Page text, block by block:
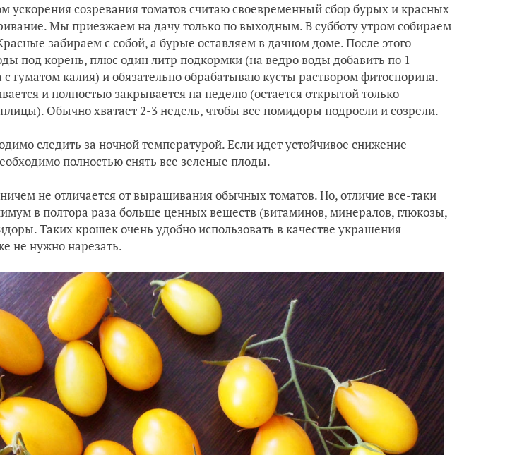
созревания томатов считаю своевременный сбор бурых и красных
Мы приезжаем на дачу только по выходным. В субботу утром собираем
забираем с собой, а бурые оставляем в дачном доме. После этого
под корень, плюс один литр подкормки (на ведро воды добавить по 1
гуматом калия) и обязательно обрабатываю кусты раствором фитоспорина.
и полностью закрывается на неделю (остается открытой только
Обычно хватает 2-3 недель, чтобы все помидоры подросли и созрели.
следить за ночной температурой. Если идет устойчивое снижение
полностью снять все зеленые плоды.
не отличается от выращивания обычных томатов. Но, отличие все-таки
в полтора раза больше ценных веществ (витаминов, минералов, глюкозы,
Таких крошек очень удобно использовать в качестве украшения
не нужно нарезать.